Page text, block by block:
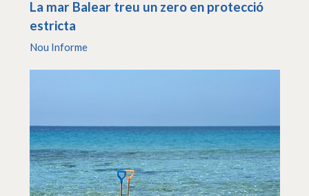
La mar Balear treu un zero en protecció
estricta
Nou Informe